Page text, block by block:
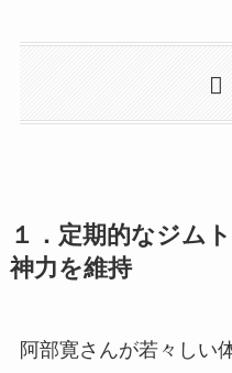
１．定期的なジム
神力を維持
阿部寛さんが若々しい